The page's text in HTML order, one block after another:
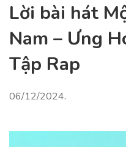
Lời bài hát
Nam – Ưng
Tập Rap
06/12/2024.